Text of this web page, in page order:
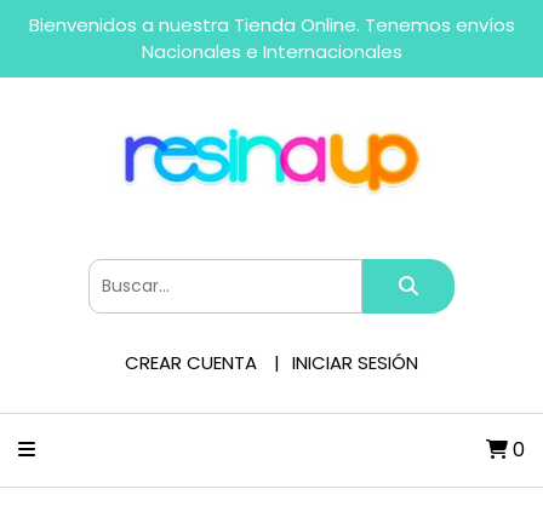
Bienvenidos a nuestra Tienda Online. Tenemos envíos
Nacionales e Internacionales
CREAR CUENTA INICIAR SESIÓN
0